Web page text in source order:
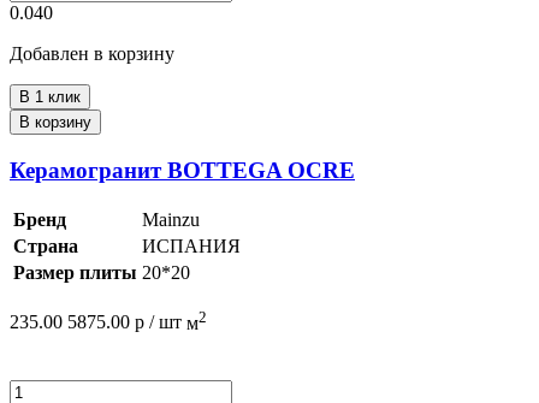
0.040
Добавлен в корзину
В 1 клик
В корзину
Керамогранит BOTTEGA OCRE
Бренд
Mainzu
Страна
ИСПАНИЯ
Размер плиты 20*20
235.00 5875.00 р / шт м2